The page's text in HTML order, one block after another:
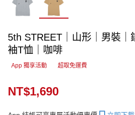
5th STREET｜山形｜男裝｜
袖T恤｜咖啡
App 獨享活動 超取免運費
NT$1,690